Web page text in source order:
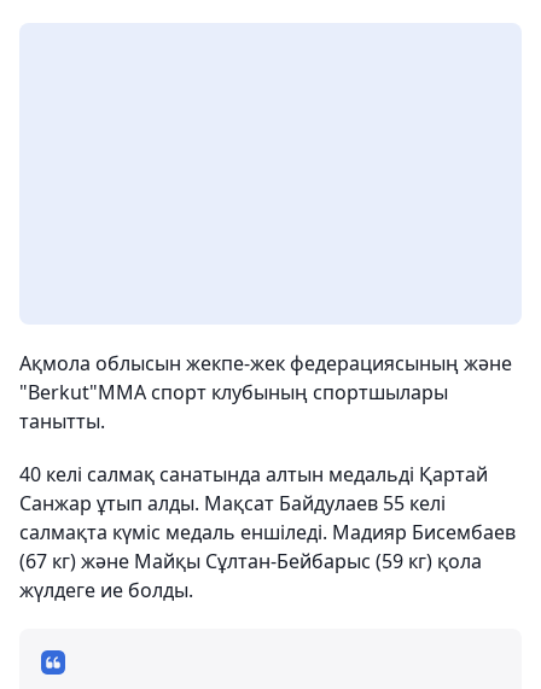
Ақмола облысын жекпе-жек федерациясының және
"Berkut"ММА спорт клубының спортшылары
танытты.
40 келі салмақ санатында алтын медальді Қартай
Санжар ұтып алды. Мақсат Байдулаев 55 келі
салмақта күміс медаль еншіледі. Мадияр Бисембаев
(67 кг) және Майқы Сұлтан-Бейбарыс (59 кг) қола
жүлдеге ие болды.